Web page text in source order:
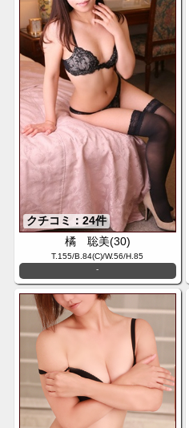
クチコミ：24件
橘 聡美(30)
T.155/B.84(C)/W.56/H.85
-